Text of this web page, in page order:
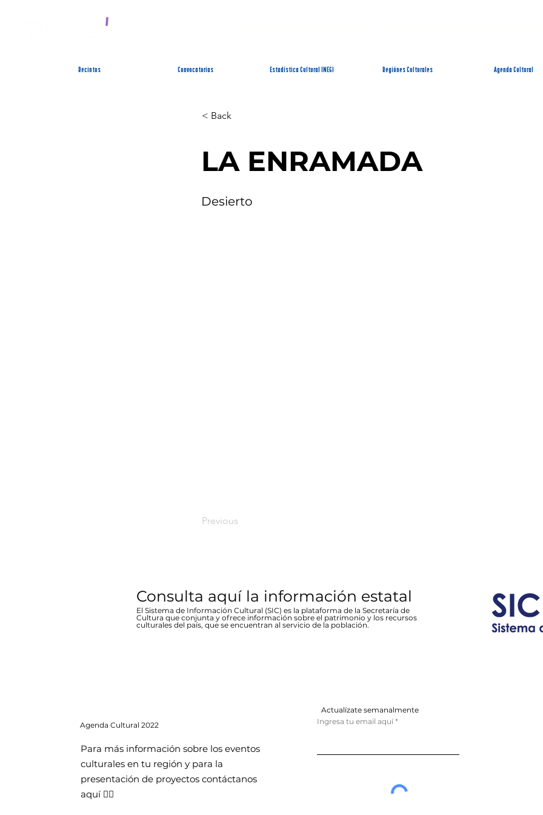
Recintos Convocatorias Estadística Cultural INEGI Regiónes Culturales Agenda Cultural
< Back
LA ENRAMADA
Desierto
Previous
Consulta aquí la información estatal
El Sistema de Información Cultural (SIC) es la plataforma de la Secretaría de
Cultura que conjunta y ofrece información sobre el patrimonio y los recursos
culturales del país, que se encuentran al servicio de la población.
AgendaCultural 2022
Para más información sobre los eventos
culturales en tu región y para la
presentación de proyectos contáctanos
aquí 👇🏻
Actualízate semanalmente
Ingresa tu email aquí